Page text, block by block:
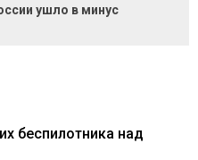
ушло в минус
беспилотника над